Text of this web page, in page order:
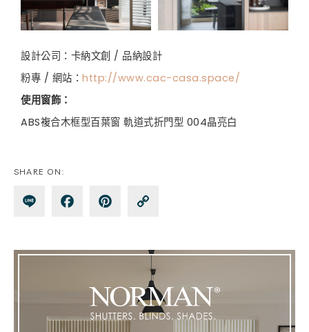
設計公司：卡納文創 / 品納設計
粉專 / 網站： http://www.cac-casa.space/
使用窗飾：
ABS複合木框型百葉窗 軌道式折門型 004晶亮白
SHARE ON:
Lin Fa
ok
Pin
st k